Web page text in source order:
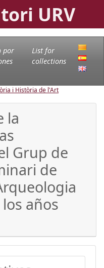
URV
por
List for
collections
i Història de l'Art
la
Grup de
de
años